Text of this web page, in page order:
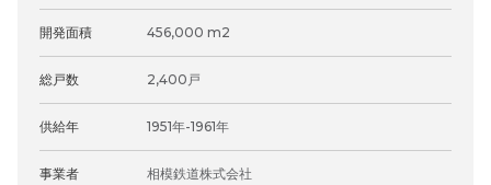
開発面積 456,000 m2
総戸数 2,400戸
供給年 1951年-1961年
事業者 相模鉄道株式会社